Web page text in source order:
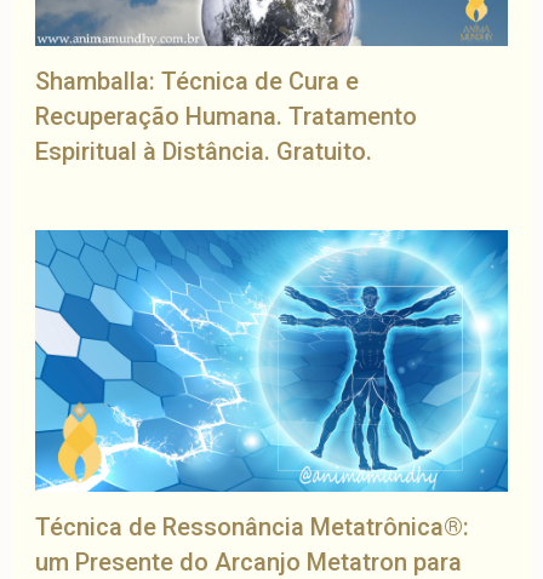
Shamballa: Técnica de Cura e
Recuperação Humana. Tratamento
Espiritual à Distância. Gratuito.
Técnica de Ressonância Metatrônica®:
um Presente do Arcanjo Metatron para